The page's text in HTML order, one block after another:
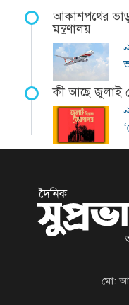
আকাশপথের
মন্ত্রণালয়
কী আছে জুলাই
মো: